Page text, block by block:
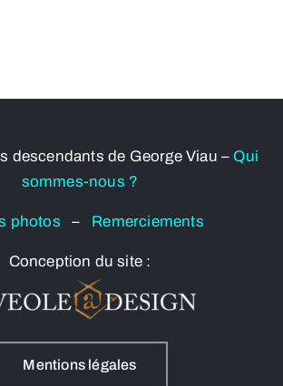
descendants de George Viau – Qui
sommes-nous ?
photos– Remerciements
Conception du site :
Mentions légales